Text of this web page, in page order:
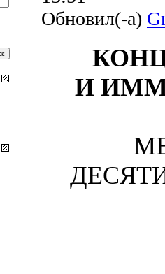
Обновил(-а)
И